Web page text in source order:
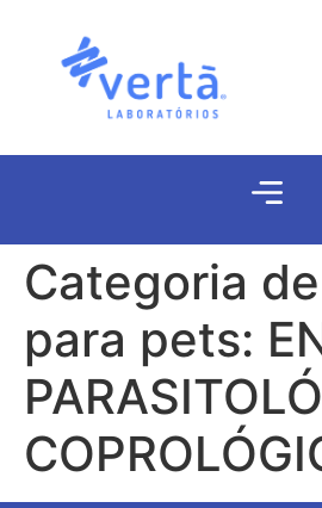
Categoria
para pets: